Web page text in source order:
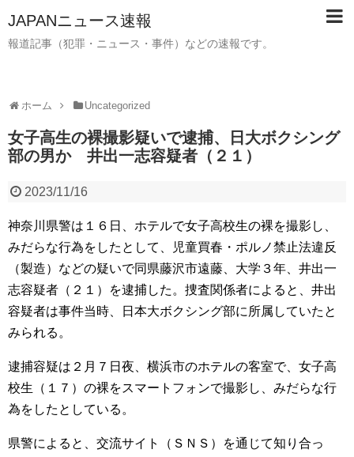
JAPANニュース速報
報道記事（犯罪・ニュース・事件）などの速報です。
ホーム Uncategorized
女子高生の裸撮影疑いで逮捕、日大ボクシング
部の男か 井出一志容疑者（２１）
2023/11/16
神奈川県警は１６日、ホテルで女子高校生の裸を撮影し、
みだらな行為をしたとして、児童買春・ポルノ禁止法違反
（製造）などの疑いで同県藤沢市遠藤、大学３年、井出一
志容疑者（２１）を逮捕した。捜査関係者によると、井出
容疑者は事件当時、日本大ボクシング部に所属していたと
みられる。
逮捕容疑は２月７日夜、横浜市のホテルの客室で、女子高
校生（１７）の裸をスマートフォンで撮影し、みだらな行
為をしたとしている。
県警によると、交流サイト（ＳＮＳ）を通じて知り合っ